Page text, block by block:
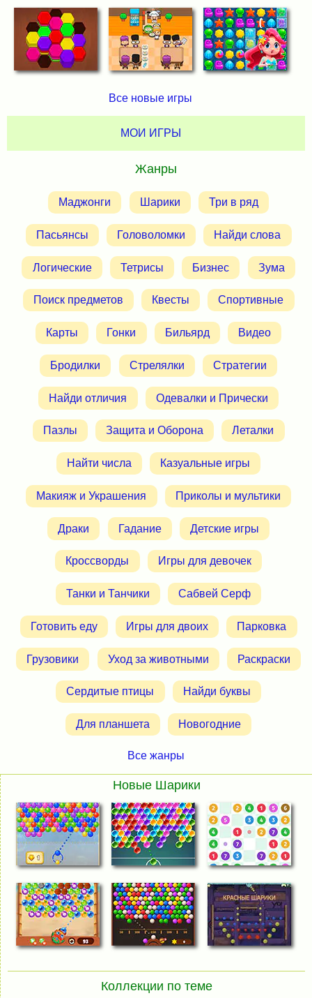
Все новые игры
МОИ ИГРЫ
Жанры
Маджонги Шарики Три в ряд
Пасьянсы Головоломки Найди слова
Логические Тетрисы Бизнес Зума
Поиск предметов Квесты Спортивные
Карты Гонки Бильярд Видео
Бродилки Стрелялки Стратегии
Найди отличия Одевалки и Прически
Пазлы Защита и Оборона Леталки
Найти числа Казуальные игры
Макияж и Украшения Приколы и мультики
Драки Гадание Детские игры
Кроссворды Игры для девочек
Танки и Танчики Сабвей Серф
Готовить еду Игры для двоих Парковка
Грузовики Уход за животными Раскраски
Сердитые птицы Найди буквы
Для планшета Новогодние
Все жанры
Новые Шарики
Коллекции по теме